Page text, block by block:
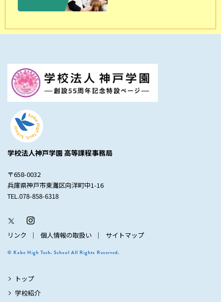
学校法人神戸学園 高等課程事務局
〒658-0032
兵庫県神戸市東灘区向洋町中1-16
TEL.078-858-6318
リンク 個人情報の取扱い サイトマップ
© Kobe High Tech. School All Rights Reserved.
トップ
学校紹介